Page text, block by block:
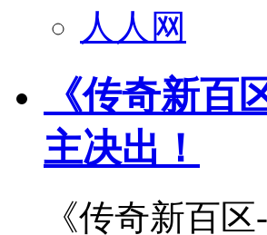
人人网
《传奇新
主决出！
《传奇新百